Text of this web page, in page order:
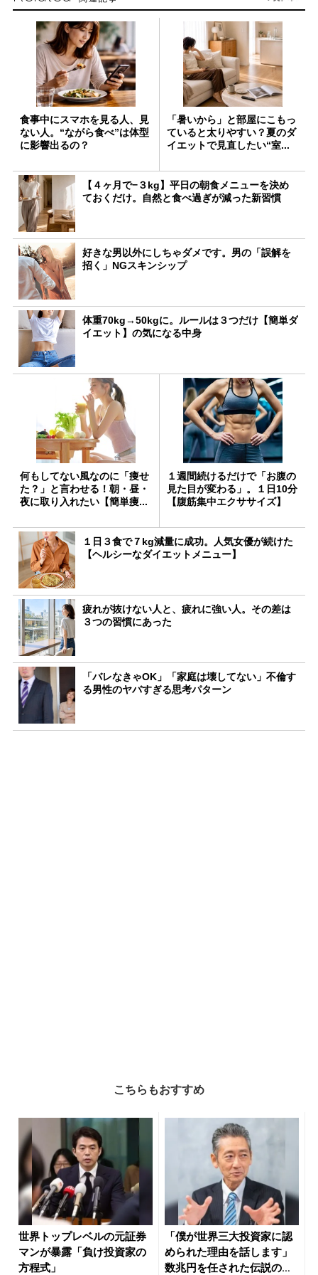
食事中にスマホを見る人、見
ない人。“ながら食べ”は体型
に影響出るの？
「暑いから」と部屋にこもっ
ていると太りやすい？夏のダ
イエットで見直したい“室...
【４ヶ月で−３kg】平日の朝食メニューを決め
ておくだけ。自然と食べ過ぎが減った新習慣
好きな男以外にしちゃダメです。男の「誤解を
招く」NGスキンシップ
体重70kg→50kgに。ルールは３つだけ【簡単ダ
イエット】の気になる中身
何もしてない風なのに「痩せ
た？」と言わせる！朝・昼・
夜に取り入れたい【簡単痩...
１週間続けるだけで「お腹の
見た目が変わる」。１日10分
【腹筋集中エクササイズ】
１日３食で７kg減量に成功。人気女優が続けた
【ヘルシーなダイエットメニュー】
疲れが抜けない人と、疲れに強い人。その差は
３つの習慣にあった
「バレなきゃOK」「家庭は壊してない」不倫す
る男性のヤバすぎる思考パターン
こちらもおすすめ
世界トップレベルの元証券
マンが暴露「負け投資家の
方程式」
「僕が世界三大投資家に認
められた理由を話します」
数兆円を任された伝説の投